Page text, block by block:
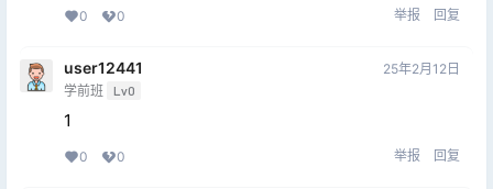
0 0 举报 回复
user12441
学前班 Lv0
25年2月12日
1
0 0 举报 回复